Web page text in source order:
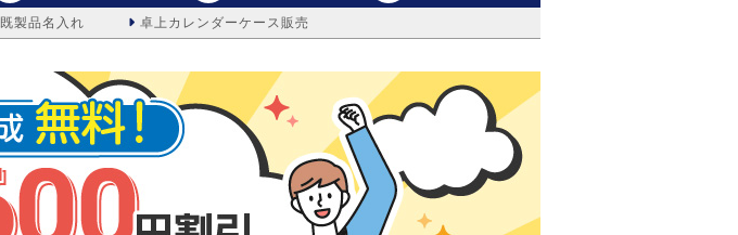
既製品名入れ 卓上カレンダーケース販売